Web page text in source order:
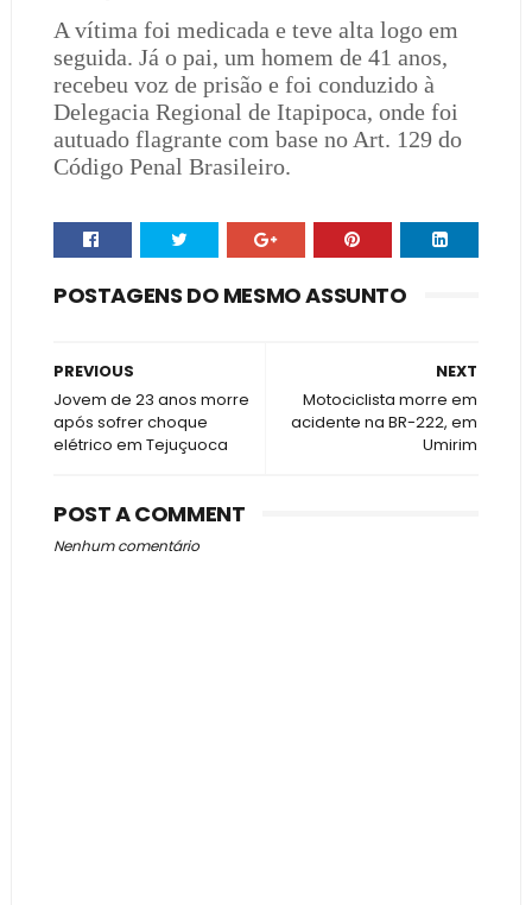
A vítima foi medicada e teve alta logo em
seguida. Já o pai, um homem de 41 anos,
recebeu voz de prisão e foi conduzido à
Delegacia Regional de Itapipoca, onde foi
autuado flagrante com base no Art. 129 do
Código Penal Brasileiro.
POSTAGENS DO MESMO ASSUNTO
NEXT
Motociclista morre em
acidente na BR-222, em
Umirim
PREVIOUS
Jovem de 23 anos morre
após sofrer choque
elétrico em Tejuçuoca
POST A COMMENT
Nenhum comentário